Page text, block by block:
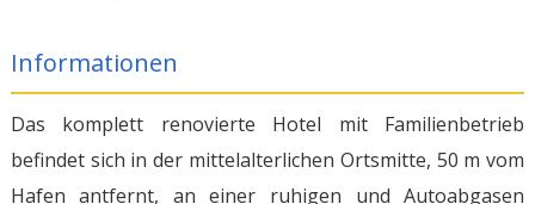
Informationen
Das komplett renovierte Hotel mit Familienbetrieb
befindet sich in der mittelalterlichen Ortsmitte, 50 m vom
Hafen antfernt, an einer ruhigen und Autoabgasen